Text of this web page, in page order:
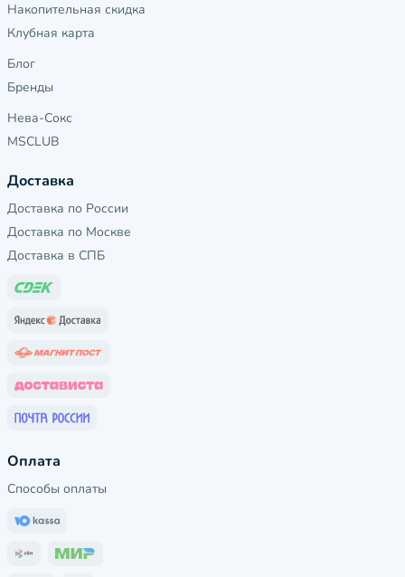
Накопительная скидка
Клубная карта
Блог
Бренды
Нева-Сокс
MSCLUB
Доставка
Доставка по России
Доставка по Москве
Доставка в СПБ
Оплата
Способы оплаты